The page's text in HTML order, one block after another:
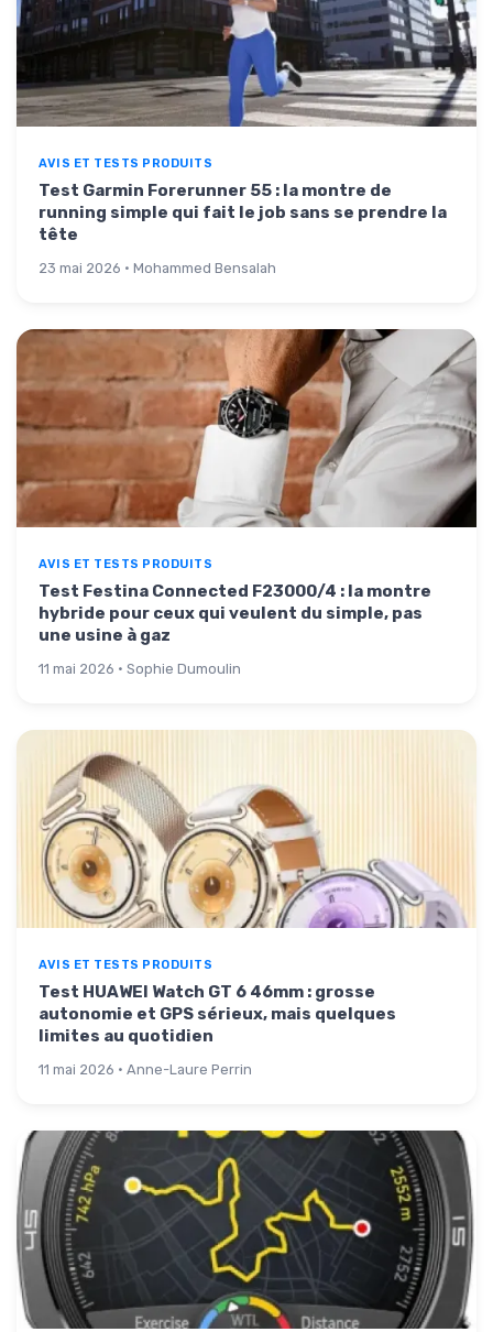
AVIS ET TESTS PRODUITS
Test Garmin Forerunner 55 : la montre de
running simple qui fait le job sans se prendre la
tête
23 mai 2026 · Mohammed Bensalah
AVIS ET TESTS PRODUITS
Test Festina Connected F23000/4 : la montre
hybride pour ceux qui veulent du simple, pas
une usine à gaz
11 mai 2026 · Sophie Dumoulin
AVIS ET TESTS PRODUITS
Test HUAWEI Watch GT 6 46mm : grosse
autonomie et GPS sérieux, mais quelques
limites au quotidien
11 mai 2026 · Anne-Laure Perrin